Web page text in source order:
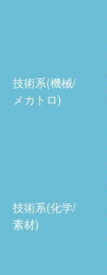
技術系(機械/
メカトロ)
技術系(化学/
素材)